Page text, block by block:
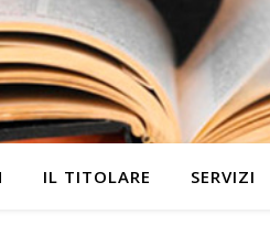
IL TITOLARE SERVIZI